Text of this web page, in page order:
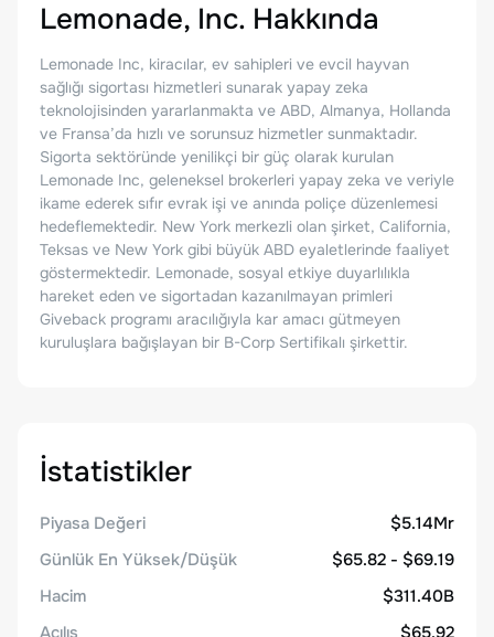
Lemonade, Inc. Hakkında
Lemonade Inc, kiracılar, ev sahipleri ve evcil hayvan
sağlığı sigortası hizmetleri sunarak yapay zeka
teknolojisinden yararlanmakta ve ABD, Almanya, Hollanda
ve Fransa’da hızlı ve sorunsuz hizmetler sunmaktadır.
Sigorta sektöründe yenilikçi bir güç olarak kurulan
Lemonade Inc, geleneksel brokerleri yapay zeka ve veriyle
ikame ederek sıfır evrak işi ve anında poliçe düzenlemesi
hedeflemektedir. New York merkezli olan şirket, California,
Teksas ve New York gibi büyük ABD eyaletlerinde faaliyet
göstermektedir. Lemonade, sosyal etkiye duyarlılıkla
hareket eden ve sigortadan kazanılmayan primleri
Giveback programı aracılığıyla kar amacı gütmeyen
kuruluşlara bağışlayan bir B-Corp Sertifikalı şirkettir.
İstatistikler
Piyasa Değeri
$5.14Mr
Günlük En Yüksek/Düşük
$65.82 - $69.19
Hacim
$311.40B
Açılış
$65.92